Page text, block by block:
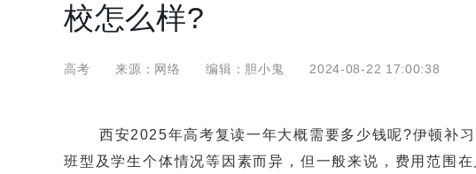
校怎么样?
高考 来源：网络 编辑：胆小鬼 2024-08-22 17:00:38
西安2025年高考复读一年大概需要多少钱呢?伊顿补习
班型及学生个体情况等因素而异，但一般来说，费用范围